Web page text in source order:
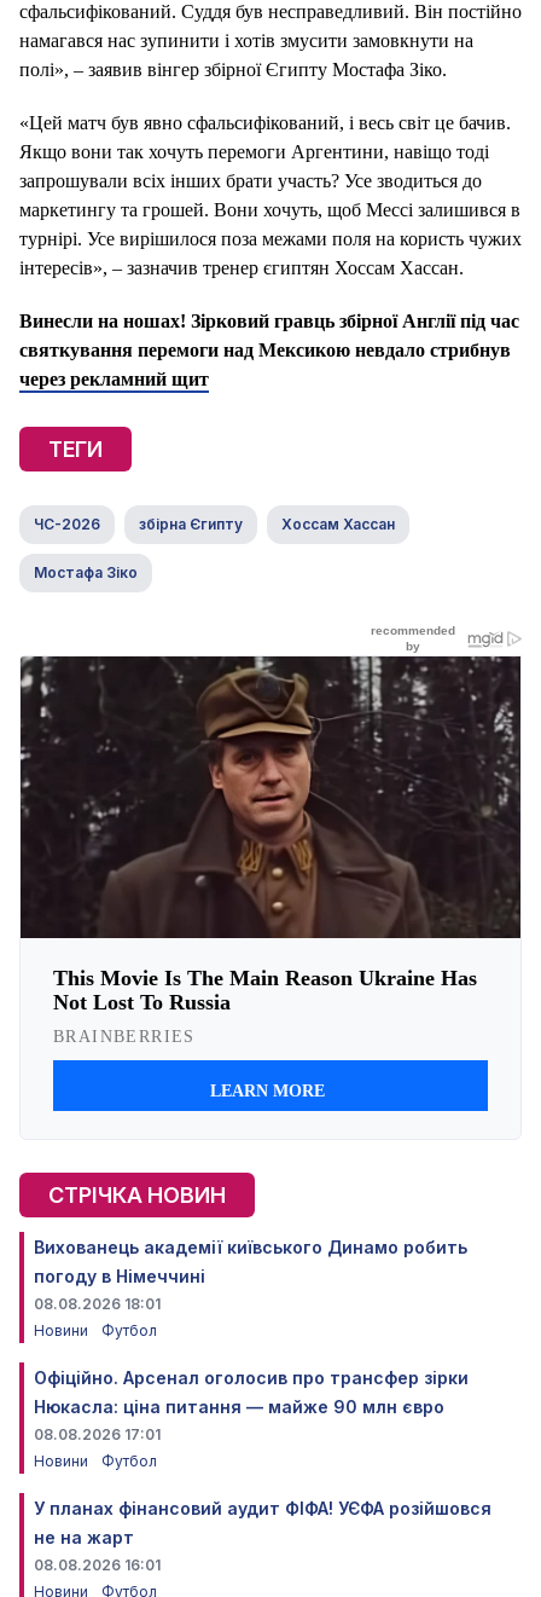
сфальсифікований. Суддя був несправедливий. Він постійно
намагався нас зупинити і хотів змусити замовкнути на
полі», – заявив вінгер збірної Єгипту Мостафа Зіко.
«Цей матч був явно сфальсифікований, і весь світ це бачив.
Якщо вони так хочуть перемоги Аргентини, навіщо тоді
запрошували всіх інших брати участь? Усе зводиться до
маркетингу та грошей. Вони хочуть, щоб Мессі залишився в
турнірі. Усе вирішилося поза межами поля на користь чужих
інтересів», – зазначив тренер єгиптян Хоссам Хассан.
Винесли на ношах! Зірковий гравць збірної Англії під час
святкування перемоги над Мексикою невдало стрибнув
через рекламний щит
ТЕГИ
ЧС-2026 збірна Єгипту Хоссам Хассан
Мостафа Зіко
СТРІЧКА НОВИН
Вихованець академії київського Динамо робить
погоду в Німеччині
08.08.2026 18:01
Новини
Футбол
Офіційно. Арсенал оголосив про трансфер зірки
Нюкасла: ціна питання — майже 90 млн євро
08.08.2026 17:01
Новини
Футбол
У планах фінансовий аудит ФІФА! УЄФА розійшовся
не на жарт
08.08.2026 16:01
Новини
Футбол